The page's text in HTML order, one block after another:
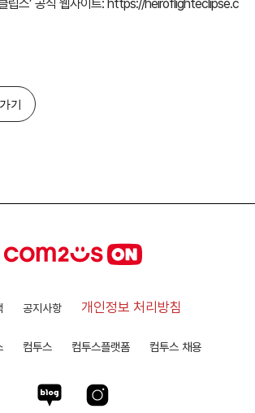
립스’ 공식 웹사이트: https://heiroflighteclipse.c
기
공지사항 개인정보 처리방침
컴투스 컴투스플랫폼 컴투스 채용